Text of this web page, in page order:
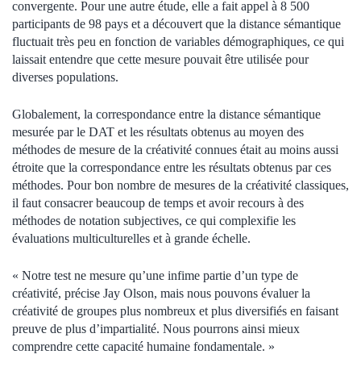
convergente. Pour une autre étude, elle a fait appel à 8 500
participants de 98 pays et a découvert que la distance sémantique
fluctuait très peu en fonction de variables démographiques, ce qui
laissait entendre que cette mesure pouvait être utilisée pour
diverses populations.
Globalement, la correspondance entre la distance sémantique
mesurée par le DAT et les résultats obtenus au moyen des
méthodes de mesure de la créativité connues était au moins aussi
étroite que la correspondance entre les résultats obtenus par ces
méthodes. Pour bon nombre de mesures de la créativité classiques,
il faut consacrer beaucoup de temps et avoir recours à des
méthodes de notation subjectives, ce qui complexifie les
évaluations multiculturelles et à grande échelle.
« Notre test ne mesure qu’une infime partie d’un type de
créativité, précise Jay Olson, mais nous pouvons évaluer la
créativité de groupes plus nombreux et plus diversifiés en faisant
preuve de plus d’impartialité. Nous pourrons ainsi mieux
comprendre cette capacité humaine fondamentale. »